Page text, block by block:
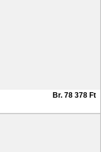
Br. 78 378 Ft